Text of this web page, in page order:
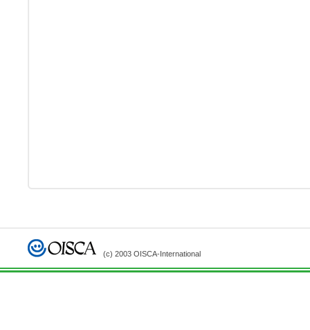
(c) 2003 OISCA-International